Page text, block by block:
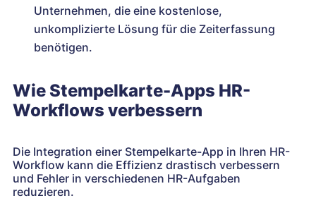
Unternehmen, die eine kostenlose,
unkomplizierte Lösung für die Zeiterfassung
benötigen.
Wie Stempelkarte-Apps HR-
Workflows verbessern
Die Integration einer Stempelkarte-App in Ihren HR-
Workflow kann die Effizienz drastisch verbessern
und Fehler in verschiedenen HR-Aufgaben
reduzieren.